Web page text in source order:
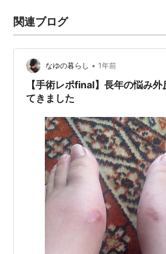
関連ブログ
なゆの暮らし • 1年前
【手術レポfinal】長年の悩み
てきました